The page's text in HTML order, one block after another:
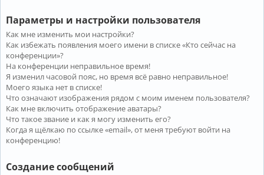
Параметры и настройки пользователя
Как мне изменить мои настройки?
Как избежать появления моего имени в списке «Кто сейчас на
конференции»?
На конференции неправильное время!
Я изменил часовой пояс, но время всё равно неправильное!
Моего языка нет в списке!
Что означают изображения рядом с моим именем пользователя?
Как мне включить отображение аватары?
Что такое звание и как я могу изменить его?
Когда я щёлкаю по ссылке «email», от меня требуют войти на
конференцию!
Создание сообщений